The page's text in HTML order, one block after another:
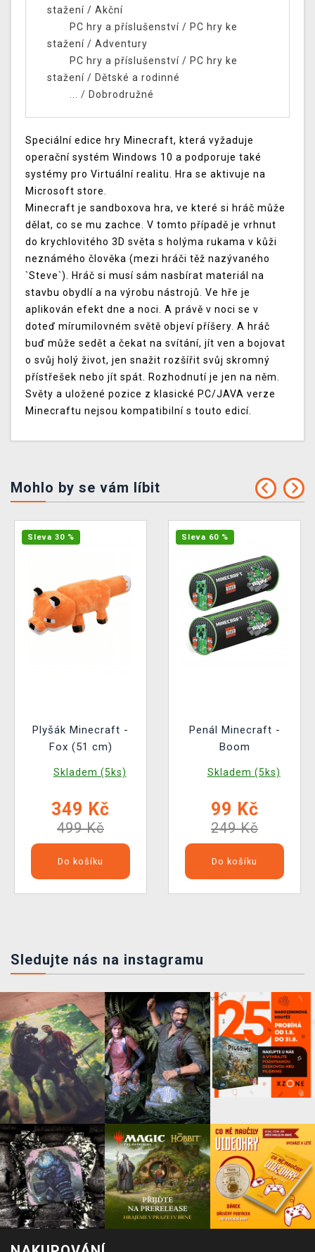
stažení / Akční
PC hry a příslušenství/ PC hry ke
stažení / Adventury
PC hry a příslušenství/ PC hry ke
stažení / Dětské a rodinné
... / Dobrodružné
Speciální edice hry Minecraft, která vyžaduje
operační systém Windows 10 a podporuje také
systémy pro Virtuální realitu. Hra se aktivuje na
Microsoft store.
Minecraft je sandboxova hra, ve které si hráč může
dělat, co se mu zachce. V tomto případě je vrhnut
do krychlovitého 3D světa s holýma rukama v kůži
neznámého člověka (mezi hráči těž nazývaného
`Steve`). Hráč si musí sám nasbírat materiál na
stavbu obydlí a na výrobu nástrojů. Ve hře je
aplikován efekt dne a noci. A právě v noci se v
doteď mírumilovném světě objeví příšery. A hráč
buď může sedět a čekat na svítání, jít ven a bojovat
o svůj holý život, jen snažit rozšířit svůj skromný
přístřešek nebo jít spát. Rozhodnutí je jen na něm.
Světy a uložené pozice z klasické PC/JAVA verze
Minecraftu nejsou kompatibilní s touto edicí.
Mohlo by se vám líbit
Sleva 30 %
Plyšák Minecraft -
Fox (51 cm)
Skladem (5ks)
349 Kč
499 Kč
Do košíku
Sleva 60 %
Penál Minecraft -
Boom
Skladem (5ks)
99 Kč
249 Kč
Do košíku
Sledujte nás na instagramu